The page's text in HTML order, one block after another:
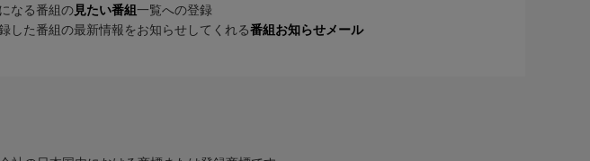
なる番組の 見たい番組 一覧への登録
した番組の最新情報をお知らせしてくれる番組お知らせメール